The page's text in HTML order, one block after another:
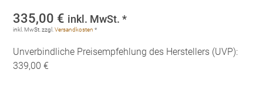
335,00 € inkl. MwSt. *
inkl. MwSt. zzgl.Versandkosten *
Unverbindliche Preisempfehlung des Herstellers (UVP):
339,00 €